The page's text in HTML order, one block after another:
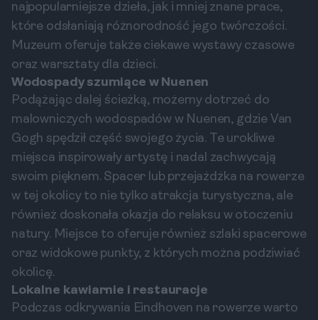
najpopularniejsze dzieła, jak i mniej znane prace,
które odsłaniają różnorodność jego twórczości.
Muzeum oferuje także ciekawe wystawy czasowe
oraz warsztaty dla dzieci.
Wodospady szumiące w Nuenen
Podążając dalej ścieżką, możemy dotrzeć do
malowniczych wodospadów w Nuenen, gdzie Van
Gogh spędził część swojego życia. Te urokliwe
miejsca inspirowały artystę i nadal zachwycają
swoim pięknem. Spacer lub przejażdżka na rowerze
w tej okolicy to nie tylko atrakcja turystyczna, ale
również doskonała okazja do relaksu w otoczeniu
natury. Miejsce to oferuje również szlaki spacerowe
oraz widokowe punkty, z których można podziwiać
okolicę.
Lokalne kawiarnie i restauracje
Podczas odkrywania Eindhoven na rowerze warto